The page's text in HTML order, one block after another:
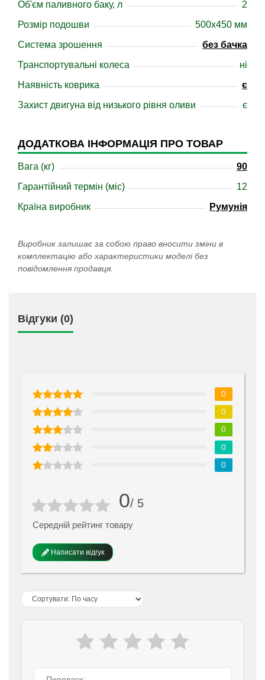
Об'єм паливного баку, л
2
Розмір подошви
500x450 мм
Система зрошення
без бачка
Транспортувальні колеса
ні
Наявність коврика
є
Захист двигуна від низького рівня оливи
є
ДОДАТКОВА ІНФОРМАЦІЯ ПРО ТОВАР
Вага (кг)
90
Гарантійний термін (міс)
12
Країна виробник
Румунія
Виробник залишає за собою право вносити зміни в
комплектацію або характеристики моделі без
повідомлення продавця.
Відгуки (0)
0/ 5
Середній рейтинг товару
Написати відгук
0
0
0
0
0